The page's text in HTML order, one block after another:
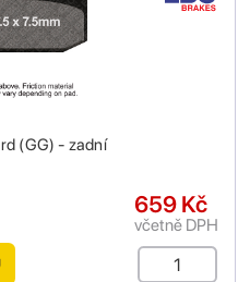
(GG) - zadní
659 Kč
včetně DPH